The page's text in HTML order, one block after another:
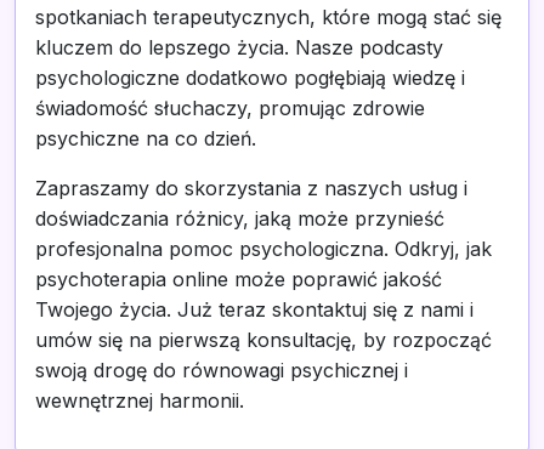
spotkaniach terapeutycznych, które mogą stać się
kluczem do lepszego życia. Nasze podcasty
psychologiczne dodatkowo pogłębiają wiedzę i
świadomość słuchaczy, promując zdrowie
psychiczne na co dzień.
Zapraszamy do skorzystania z naszych usług i
doświadczania różnicy, jaką może przynieść
profesjonalna pomoc psychologiczna. Odkryj, jak
psychoterapia online może poprawić jakość
Twojego życia. Już teraz skontaktuj się z nami i
umów się na pierwszą konsultację, by rozpocząć
swoją drogę do równowagi psychicznej i
wewnętrznej harmonii.